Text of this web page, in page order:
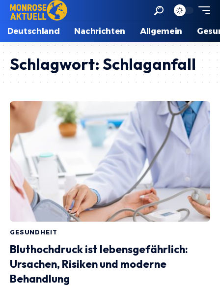
Deutschland Nachrichten Allgemein
Schlagwort:Schlaganfall
GESUNDHEIT
Bluthochdruck ist lebensgefährlich:
Ursachen, Risiken und moderne
Behandlung